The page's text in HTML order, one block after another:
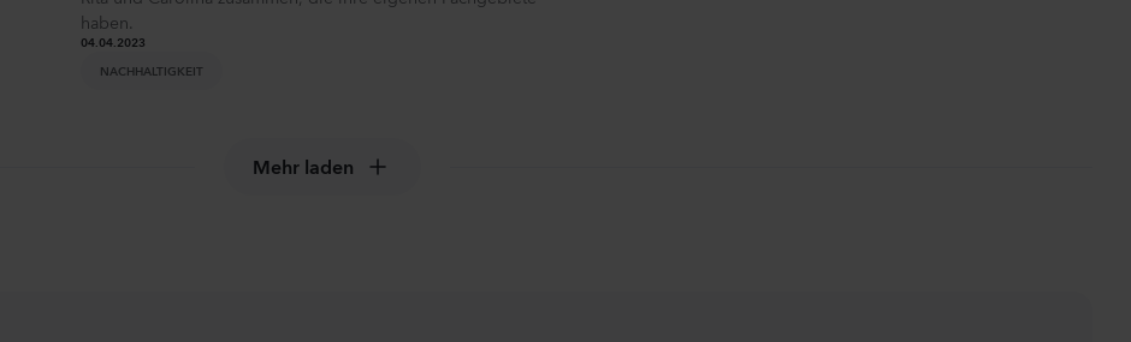
haben.
04.04.2023
NACHHALTIGKEIT
Mehr laden